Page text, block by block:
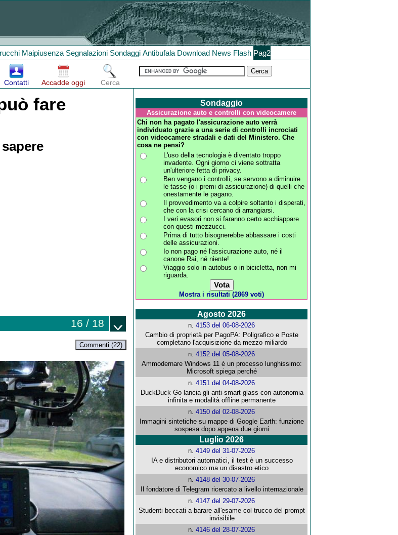
Maipiusenza Segnalazioni Sondaggi Antibufala Download News Flash Pag2
Contatti Accadde oggi Cerca
fare
16 / 18
Commenti (22)
Sondaggio
Assicurazione auto e controlli con videocamere
Chi non ha pagato l'assicurazione auto verrà
individuato grazie a una serie di controlli incrociati
con videocamere stradali e dati del Ministero. Che
cosa ne pensi?
L'uso della tecnologia è diventato troppo
invadente. Ogni giorno ci viene sottratta
un'ulteriore fetta di privacy.
Ben vengano i controlli, se servono a diminuire
le tasse (o i premi di assicurazione) di quelli che
onestamente le pagano.
Il provvedimento va a colpire soltanto i disperati,
che con la crisi cercano di arrangiarsi.
I veri evasori non si faranno certo acchiappare
con questi mezzucci.
Prima di tutto bisognerebbe abbassare i costi
delle assicurazioni.
Io non pago né l'assicurazione auto, né il
canone Rai, né niente!
Viaggio solo in autobus o in bicicletta, non mi
riguarda.
Mostra i risultati (2869 voti)
Agosto 2026
n.4153 del 06-08-2026
Cambio di proprietà per PagoPA: Poligrafico e Poste
completano l'acquisizione da mezzo miliardo
n.4152 del 05-08-2026
Ammodernare Windows 11 è un processo lunghissimo:
Microsoft spiega perché
n.4151 del 04-08-2026
DuckDuck Go lancia gli anti-smart glass con autonomia
infinita e modalità offline permanente
n.4150 del 02-08-2026
Immagini sintetiche su mappe di Google Earth: funzione
sospesa dopo appena due giorni
Luglio 2026
n.4149 del 31-07-2026
IA e distributori automatici, il test è un successo
economico ma un disastro etico
n.4148 del 30-07-2026
Il fondatore di Telegram ricercato a livello internazionale
n.4147 del 29-07-2026
Studenti beccati a barare all'esame col trucco del prompt
invisibile
n.4146 del 28-07-2026